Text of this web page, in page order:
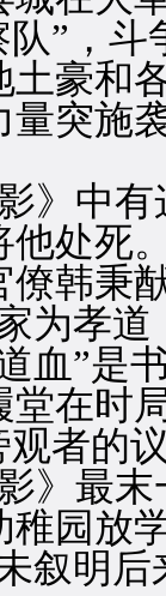
队”，
土豪和
量突施
中有
他处死
僚韩秉
为孝
血”是
堂在时
观者的
最末
稚园放
叙明